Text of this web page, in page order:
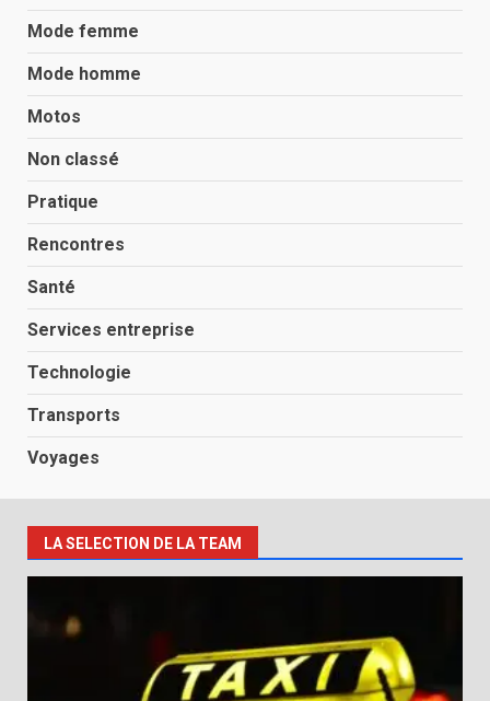
Mode femme
Mode homme
Motos
Non classé
Pratique
Rencontres
Santé
Services entreprise
Technologie
Transports
Voyages
LA SELECTION DE LA TEAM